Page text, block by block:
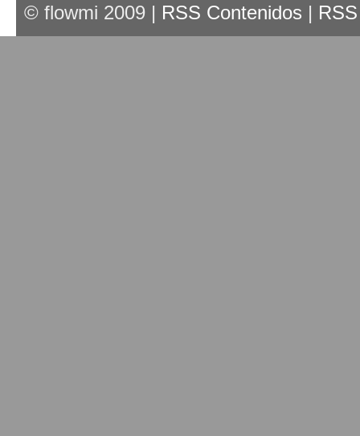
© flowmi 2009 | RSS Contenidos |